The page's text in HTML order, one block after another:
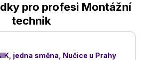
pro profesi Montážní
technik
jedna směna, Nučice u Prahy